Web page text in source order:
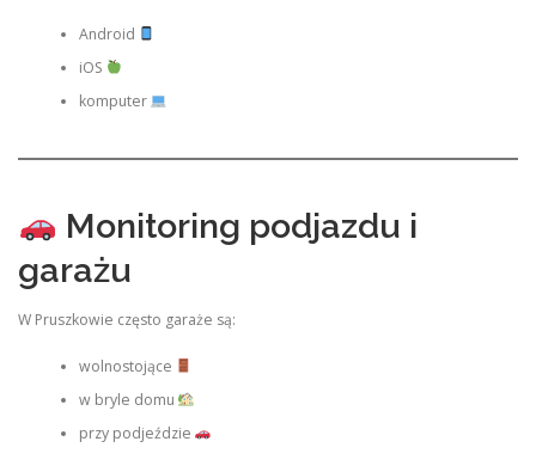
Android
iOS
komputer
Monitoring podjazdu i
garażu
W Pruszkowie często garaże są:
wolnostojące
w bryle domu
przy podjeździe